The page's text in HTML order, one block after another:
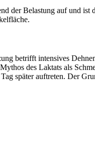
der Belastung auf und ist
betrifft intensives
des Laktats als
später auftreten. Der